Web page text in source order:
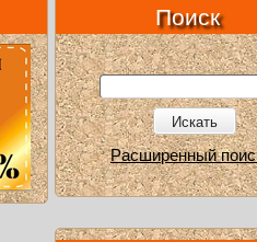
Поиск
Искать
Расширенный